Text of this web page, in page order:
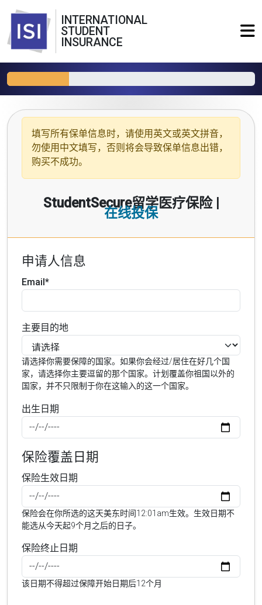
INTERNATIONAL
STUDENT
INSURANCE
填写所有保单信息时，请使用 英文或英文拼音，
勿使用中文填写，否则将会导致保单信息出错，
购买不成功。
StudentSecure留学医疗保险 |
在线投保
申请人信息
Email*
主要目的地
请选择你需要保障的国家。如果你会经过/居住在好几个国
家，请选择你主要逗留的那个国家。计划覆盖你祖国以外的
国家，并不只限制于你在这输入的这一个国家。
出生日期
保险覆盖日期
保险生效日期
保险会在你所选的这天美东时间12:01am生效。生效日期不
能选从今天起9个月之后的日子。
保险终止日期
该日期不得超过保障开始日期后12个月